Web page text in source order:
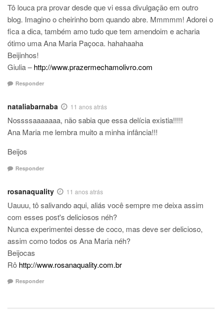
Tô louca pra provar desde que vi essa divulgação em outro
blog. Imagino o cheirinho bom quando abre. Mmmmm! Adorei o
fica a dica, também amo tudo que tem amendoim e acharia
ótimo uma Ana Maria Paçoca. hahahaaha
Beijinhos!
Giulia –http://www.prazermechamolivro.com
Responder
nataliabarnaba 11 anos atrás
Nossssaaaaaaa, não sabia que essa delícia existia!!!!!
Ana Maria me lembra muito a minha infância!!!
Beijos
Responder
rosanaquality 11 anos atrás
Uauuu, tô salivando aqui, aliás você sempre me deixa assim
com esses post's deliciosos néh?
Nunca experimentei desse de coco, mas deve ser delicioso,
assim como todos os Ana Maria néh?
Beijocas
Rô http://www.rosanaquality.com.br
Responder